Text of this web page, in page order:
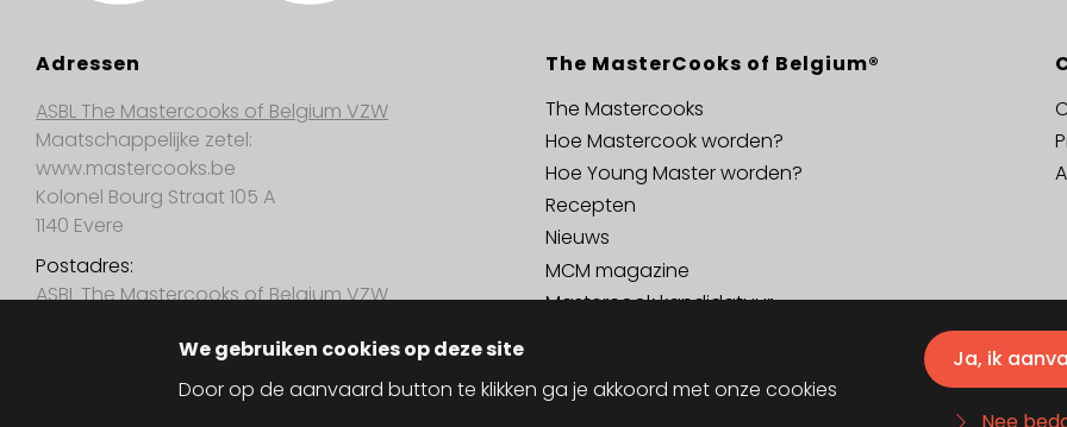
Adressen
ASBL The Mastercooks of Belgium VZW
Maatschappelijke zetel:
www.mastercooks.be
Kolonel Bourg Straat 105 A
1140 Evere
Postadres:
ASBL The Mastercooks of Belgium VZW
The MasterCooks of Belgium®
The Mastercooks
Hoe Mastercook worden?
Hoe Young Master worden?
Recepten
Nieuws
MCM magazine
Mastercook kandidatuur
We gebruiken cookies op deze site
Door op de aanvaard button te klikken ga je akkoord met onze cookies
Ja, ik
Nee